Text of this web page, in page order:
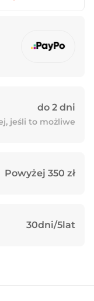
do 2 dni
jeśli to możliwe
Powyżej 350 zł
30dni/5lat